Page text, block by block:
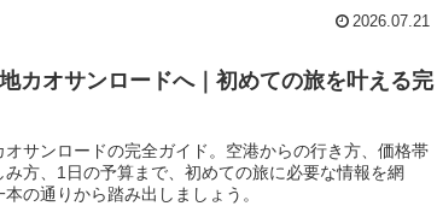
2026.07.21
カオサンロードへ｜初めての旅を叶える完
サンロードの完全ガイド。空港からの行き方、価格帯
方、1日の予算まで、初めての旅に必要な情報を網
の通りから踏み出しましょう。